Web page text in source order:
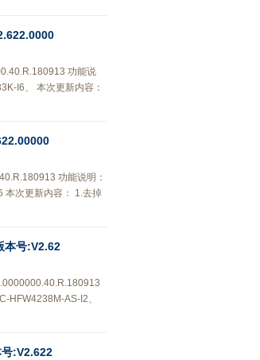
功能说
I6、 本次更新内容：
功能说明：
本次更新内容： 1.去掉
本号:V2.62
HFW4238M-AS-I2、
:V2.622